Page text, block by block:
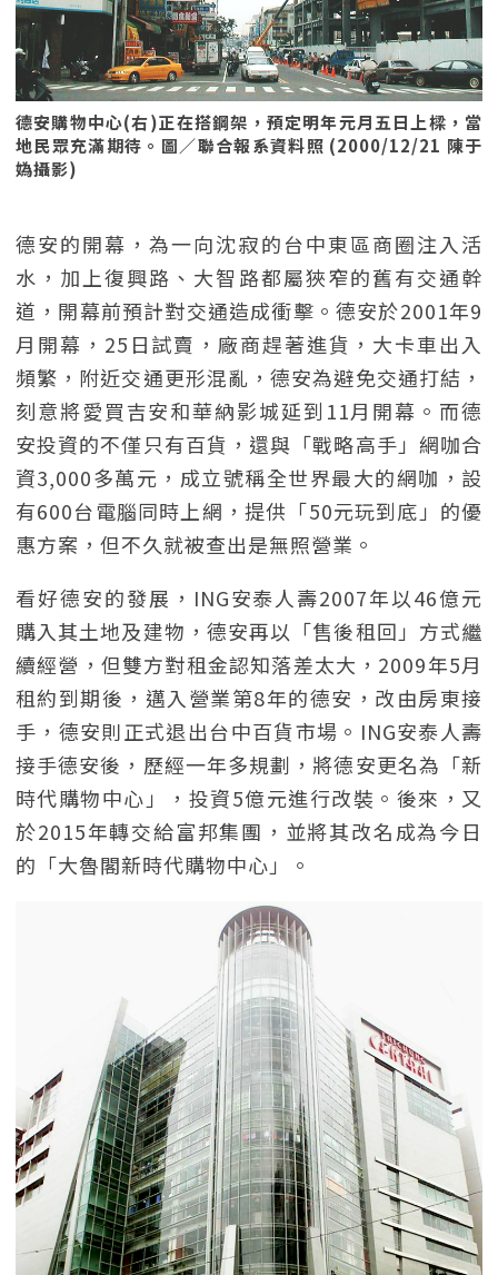
德安購物中心(右)正在搭鋼架，預定明年元月五日上樑，當
地民眾充滿期待。圖／聯合報系資料照 (2000/12/21 陳于
媯攝影)
德安的開幕，為一向沈寂的台中東區商圈注入活
水，加上復興路、大智路都屬狹窄的舊有交通幹
道，開幕前預計對交通造成衝擊。德安於2001年9
月開幕，25日試賣，廠商趕著進貨，大卡車出入
頻繁，附近交通更形混亂，德安為避免交通打結，
刻意將愛買吉安和華納影城延到11月開幕。而德
安投資的不僅只有百貨，還與「戰略高手」網咖合
資3,000多萬元，成立號稱全世界最大的網咖，設
有600台電腦同時上網，提供「50元玩到底」的優
惠方案，但不久就被查出是無照營業。
看好德安的發展，ING安泰人壽2007年以46億元
購入其土地及建物，德安再以「售後租回」方式繼
續經營，但雙方對租金認知落差太大，2009年5月
租約到期後，邁入營業第8年的德安，改由房東接
手，德安則正式退出台中百貨市場。ING安泰人壽
接手德安後，歷經一年多規劃，將德安更名為「新
時代購物中心」，投資5億元進行改裝。後來，又
於2015年轉交給富邦集團，並將其改名成為今日
的「大魯閣新時代購物中心」。